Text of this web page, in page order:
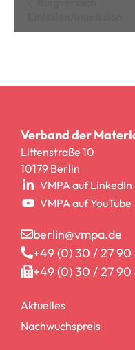
Verband der
Littenstraße 10
10179 Berlin
VMPA auf LinkedIn
VMPA auf YouTube
berlin@vmpa.de
+49 (0) 30 / 27 90
+49 (0) 30 / 27 90
Aktuelles
Nachwuchspreis